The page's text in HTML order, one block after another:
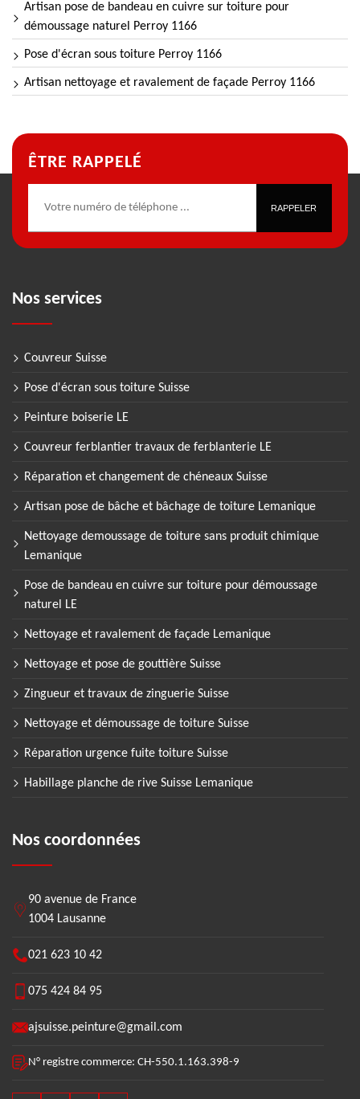
Artisan pose de bandeau en cuivre sur toiture pour
démoussage naturel Perroy 1166
Pose d'écran sous toiture Perroy 1166
Artisan nettoyage et ravalement de façade Perroy 1166
ÊTRE RAPPELÉ
Nos services
Couvreur Suisse
Pose d'écran sous toiture Suisse
Peinture boiserie LE
Couvreur ferblantier travaux de ferblanterie LE
Réparation et changement de chéneaux Suisse
Artisan pose de bâche et bâchage de toiture Lemanique
Nettoyage demoussage de toiture sans produit chimique
Lemanique
Pose de bandeau en cuivre sur toiture pour démoussage
naturel LE
Nettoyage et ravalement de façade Lemanique
Nettoyage et pose de gouttière Suisse
Zingueur et travaux de zinguerie Suisse
Nettoyage et démoussage de toiture Suisse
Réparation urgence fuite toiture Suisse
Habillage planche de rive Suisse Lemanique
Nos coordonnées
90 avenue de France
1004 Lausanne
021 623 10 42
075 424 84 95
ajsuisse.peinture@gmail.com
N° registre commerce: CH-550.1.163.398-9